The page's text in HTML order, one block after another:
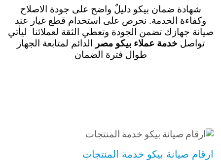
شهادة ضمان بيكو دليلٌ واضح على جودة الاصلاح
وكفاءة الخدمة. نحرص على استخدام قطع غيار عند
صيانة جهازك تضمن الجودة وتعطي الثقة لعملائنا ليأتي
تواصلخدمة عملاء بيكو مصر الدائم لمتابعة الجهاز
طوال فترة الضمان
ارقام صيانة بيكو خدمة المنتجات